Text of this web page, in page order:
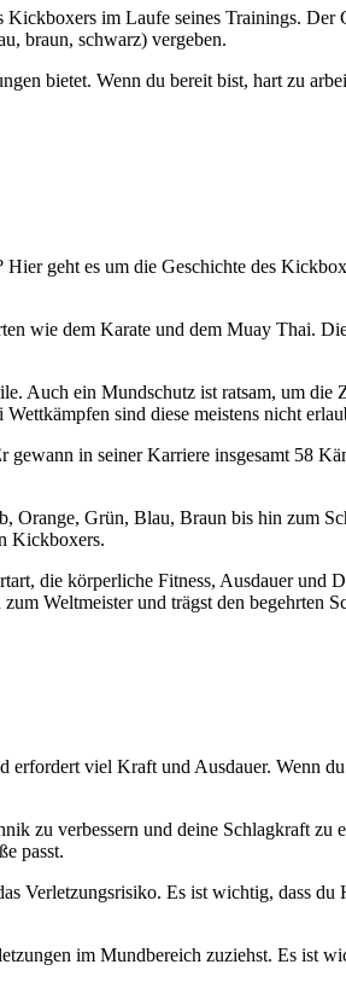
im Laufe seines Trainings.
braun, schwarz) vergeben.
bietet. Wenn du bereit bist, hart zu
geht es um die Geschichte des
wie dem Karate und dem Muay Thai.
Auch ein Mundschutz ist ratsam, um die
sind diese meistens nicht
in seiner Karriere insgesamt 58
Orange, Grün, Blau, Braun bis hin zum
Kickboxers.
die körperliche Fitness, Ausdauer und
Weltmeister und trägst den begehrten
viel Kraft und Ausdauer. Wenn
zu verbessern und deine Schlagkraft zu
passt.
Verletzungsrisiko. Es ist wichtig, dass
im Mundbereich zuziehst. Es ist